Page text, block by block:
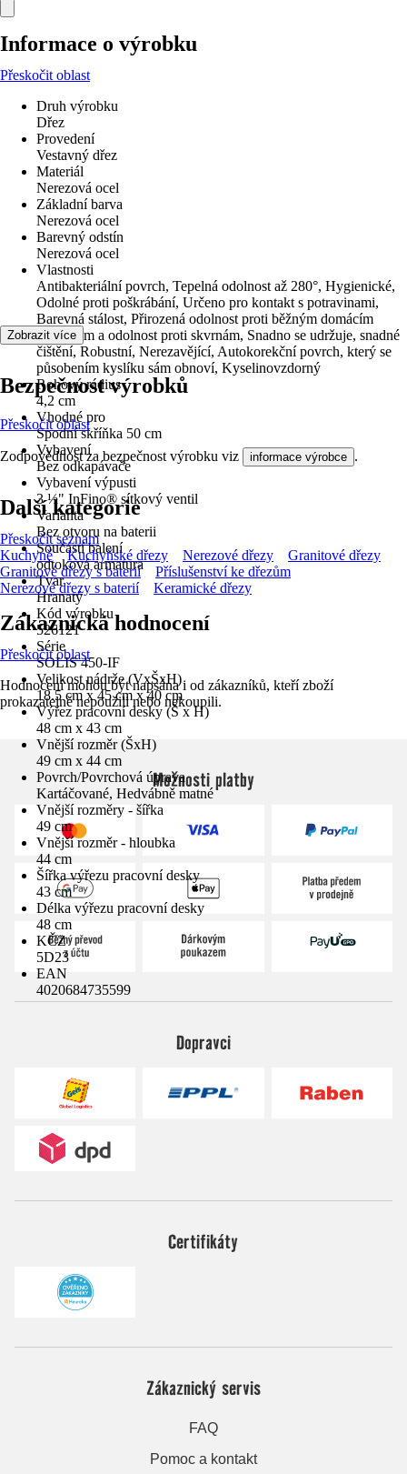
Informace o výrobku
Přeskočit oblast
Druh výrobku
Dřez
Provedení
Vestavný dřez
Materiál
Nerezová ocel
Základní barva
Nerezová ocel
Barevný odstín
Nerezová ocel
Vlastnosti
Antibakteriální povrch, Tepelná odolnost až 280°, Hygienické,
Odolné proti poškrábání, Určeno pro kontakt s potravinami,
Barevná stálost, Přirozená odolnost proti běžným domácím
kyselinám a odolnost proti skvrnám, Snadno se udržuje, snadné
čištění, Robustní, Nerezavějící, Autokorekční povrch, který se
působením kyslíku sám obnoví, Kyselinovzdorný
Rohový rádius
4,2 cm
Vhodné pro
Spodní skříňka 50 cm
Vybavení
Bez odkapávače
Vybavení výpusti
3 ½" InFino® sítkový ventil
Varianta
Bez otvoru na baterii
Součástí balení
odtoková armatura
Tvar
Hranatý
Kód výrobku
526121
Série
SOLIS 450-IF
Velikost nádrže (VxŠxH)
18.5 cm x 45 cm x 40 cm
Výřez pracovní desky (Š x H)
48 cm x 43 cm
Vnější rozměr (ŠxH)
49 cm x 44 cm
Povrch/Povrchová úprava
Kartáčované, Hedvábně matné
Vnější rozměry - šířka
49 cm
Vnější rozměr - hloubka
44 cm
Šířka výřezu pracovní desky
43 cm
Délka výřezu pracovní desky
48 cm
KČZ
5D23
EAN
4020684735599
Zobrazit více
Bezpečnost výrobků
Přeskočit oblast
Zodpovědnost za bezpečnost výrobku viz informace výrobce .
Další kategorie
Přeskočit seznam
Kuchyně
Kuchyňské dřezy Nerezové dřezy
Granitové dřezy
Granitové dřezy s baterií
Příslušenství ke dřezům
Nerezové dřezy s baterií
Keramické dřezy
Zákaznická hodnocení
Přeskočit oblast
Hodnocení mohou být napsána i od zákazníků, kteří zboží
prokazatelně nepoužili nebo nekoupili.
Možnosti platby
Dopravci
Certifikáty
Zákaznický servis
FAQ
Pomoc a kontakt